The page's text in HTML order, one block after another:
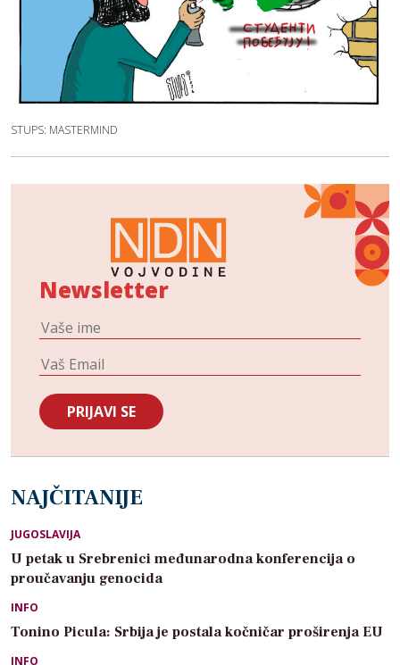
STUPS: MASTERMIND
Newsletter
NAJČITANIJE
JUGOSLAVIJA
U petak u Srebrenici međunarodna konferencija o
proučavanju genocida
INFO
Tonino Picula: Srbija je postala kočničar proširenja EU
INFO